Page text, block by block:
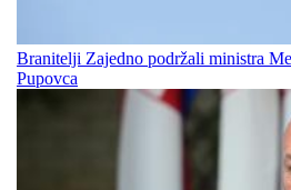
Branitelji Zajedno podržali ministra
Pupovca